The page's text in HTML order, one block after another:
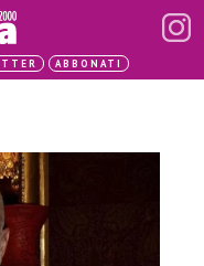
ABBONATI